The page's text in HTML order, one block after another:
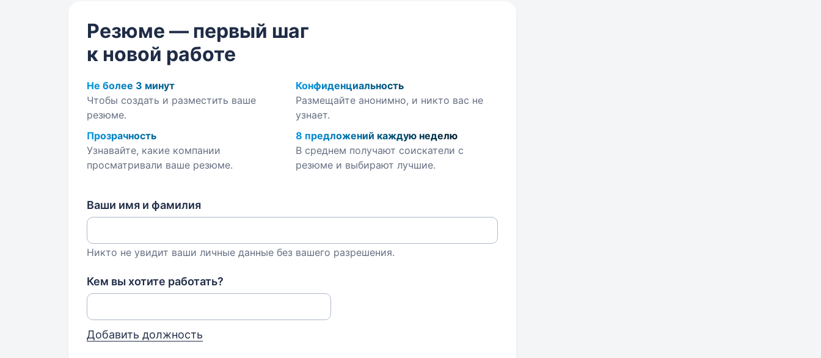
Резюме — первый шаг
к новой работе
Не более 3 минут
Чтобы создать и разместить ваше
резюме.
Конфиденциальность
Размещайте анонимно, и никто вас не
узнает.
Прозрачность
Узнавайте, какие компании
просматривали ваше резюме.
8 предложений каждую неделю
В среднем получают соискатели с
резюме и выбирают лучшие.
Ваши имя и фамилия
Никто не увидит ваши личные данные без вашего разрешения.
Кем вы хотите работать?
Добавить должность